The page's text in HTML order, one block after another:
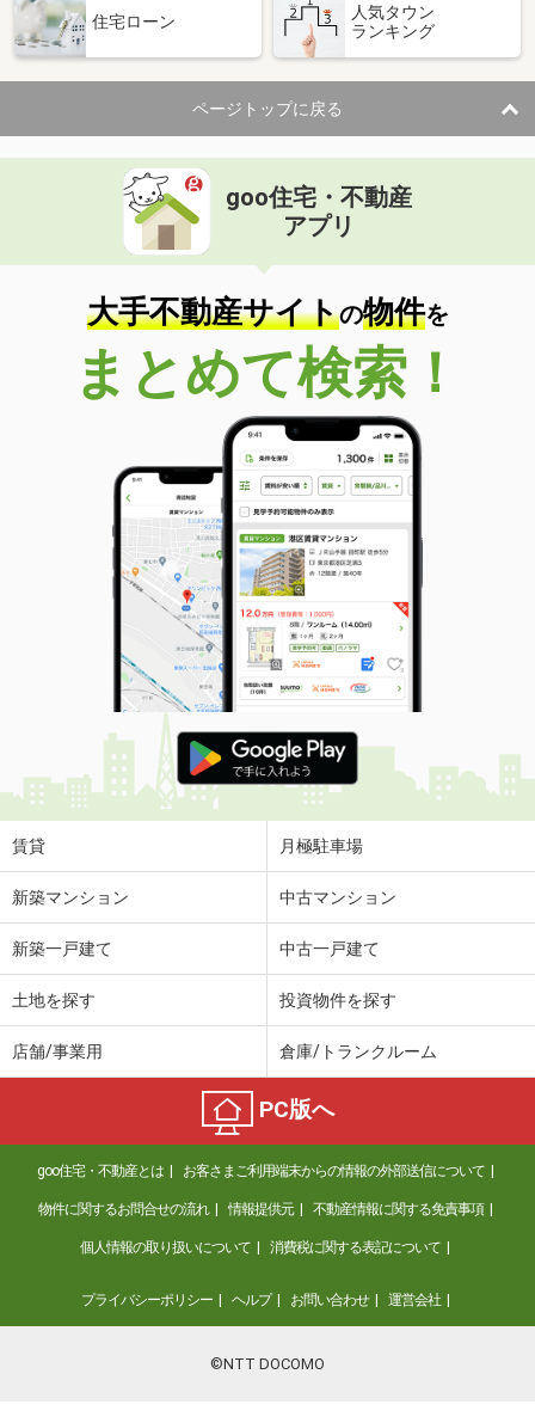
住宅ローン
人気タウン
ランキング
ページトップに戻る
goo住宅・不動産
アプリ
大手不動産サイトの物件を
まとめて検索！
賃貸 月極駐車場
新築マンション 中古マンション
新築一戸建て 中古一戸建て
土地を探す 投資物件を探す
店舗/事業用 倉庫/トランクルーム
PC版へ
goo住宅・不動産とは お客さまご利用端末からの情報の外部送信について
物件に関するお問合せの流れ 情報提供元 不動産情報に関する免責事項
個人情報の取り扱いについて 消費税に関する表記について
プライバシーポリシー ヘルプ お問い合わせ 運営会社
©NTT DOCOMO